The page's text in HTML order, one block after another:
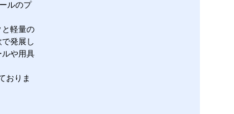
ルのプ
軽量の
発展し
や用具
おりま